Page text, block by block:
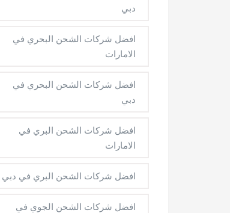
دبي
افضل شركات الشحن البحري في
الامارات
افضل شركات الشحن البحري في
دبي
افضل شركات الشحن البري في
الامارات
افضل شركات الشحن البري في دبي
افضل شركات الشحن الجوي في